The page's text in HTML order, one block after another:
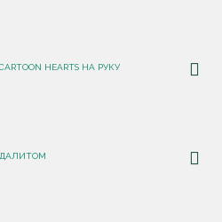
HEARTS НА РУКУ